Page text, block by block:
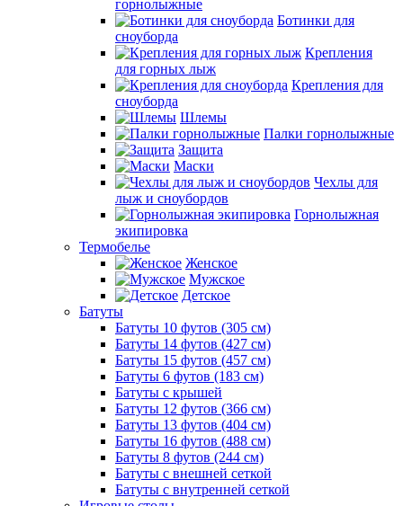
горнолыжные
Ботинки для
сноуборда
Крепления
для горных лыж
Крепления для
сноуборда
Шлемы
Палки горнолыжные
Защита
Маски
Чехлы для
лыж и сноубордов
Горнолыжная
экипировка
Термобелье
Женское
Мужское
Детское
Батуты
Батуты 10 футов (305 см)
Батуты 14 футов (427 см)
Батуты 15 футов (457 см)
Батуты 6 футов (183 см)
Батуты с крышей
Батуты 12 футов (366 см)
Батуты 13 футов (404 см)
Батуты 16 футов (488 см)
Батуты 8 футов (244 см)
Батуты с внешней сеткой
Батуты с внутренней сеткой